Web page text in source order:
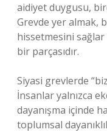
aidiyet duygusu,
Grevde yer almak,
hissetmesini
bir parçasıdır.
Siyasi grevlerde
İnsanlar yalnızca
dayanışma içinde
toplumsal